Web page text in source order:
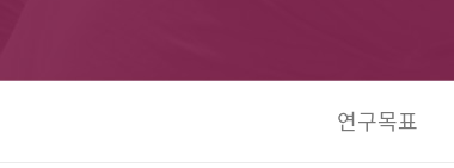
연구목표